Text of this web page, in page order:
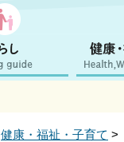
健康・福祉・子育て >